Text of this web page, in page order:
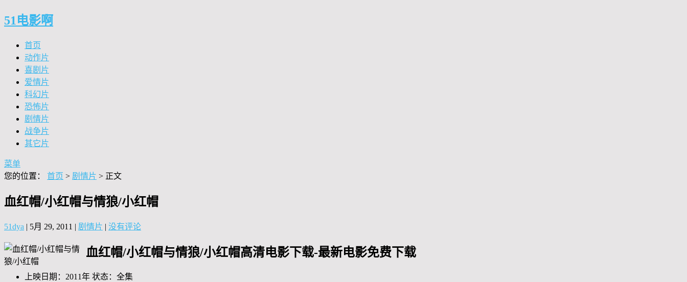
51电影啊
首页
动作片
喜剧片
爱情片
科幻片
恐怖片
剧情片
战争片
其它片
菜单
您的位置： 首页 > 剧情片 > 正文
血红帽/小红帽与情狼/小红帽
51dya | 5月 29, 2011 | 剧情片 | 没有评论
血红帽/小红帽与情狼/小红帽高清电影下载-最新电影免费下载
上映日期：2011年 状态：全集